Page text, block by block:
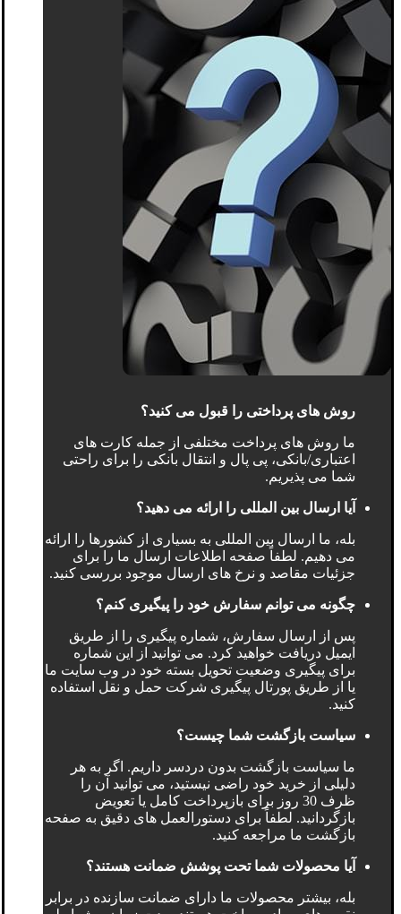
روش های پرداختی را قبول می کنید؟
ما روش های پرداخت مختلفی از جمله کارت های
اعتباری/بانکی، پی پال و انتقال بانکی را برای راحتی
شما می پذیریم.
آیا ارسال بین المللی را ارائه می دهید؟
بله، ما ارسال بین المللی به بسیاری از کشورها را ارائه
می دهیم. لطفاً صفحه اطلاعات ارسال ما را برای
جزئیات مقاصد و نرخ های ارسال موجود بررسی کنید.
چگونه می توانم سفارش خود را پیگیری کنم؟
پس از ارسال سفارش، شماره پیگیری را از طریق
ایمیل دریافت خواهید کرد. می توانید از این شماره
برای پیگیری وضعیت تحویل بسته خود در وب سایت ما
یا از طریق پورتال پیگیری شرکت حمل و نقل استفاده
کنید.
سیاست بازگشت شما چیست؟
ما سیاست بازگشت بدون دردسر داریم. اگر به هر
دلیلی از خرید خود راضی نیستید، می توانید آن را
ظرف 30 روز برای بازپرداخت کامل یا تعویض
بازگردانید. لطفاً برای دستورالعمل های دقیق به صفحه
بازگشت ما مراجعه کنید.
آیا محصولات شما تحت پوشش ضمانت هستند؟
بله، بیشتر محصولات ما دارای ضمانت سازنده در برابر